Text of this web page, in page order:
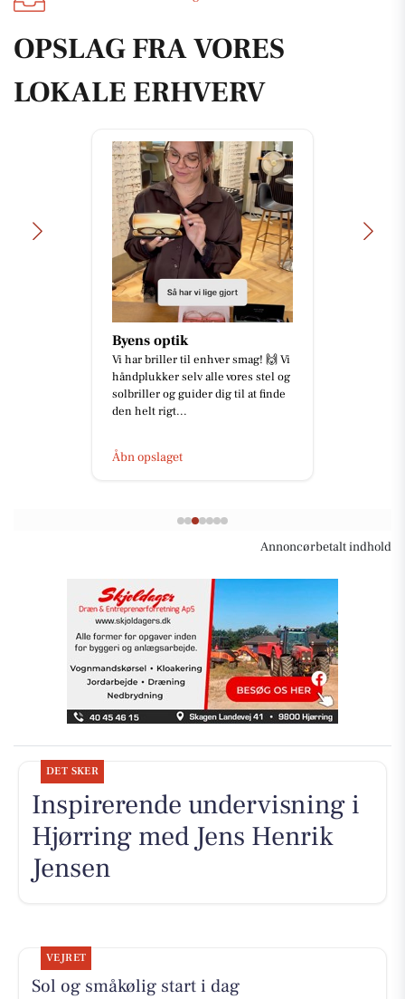
OPSLAG FRA VORES
LOKALE ERHVERV
Byens optik
Vi har briller til enhver smag! 🙌 Vi
håndplukker selv alle vores stel og
solbriller og guider dig til at finde
den helt rigt...
Åbn opslaget
Annoncørbetalt indhold
DET SKER
Inspirerende undervisning i
Hjørring med Jens Henrik
Jensen
VEJRET
Sol og småkølig start i dag